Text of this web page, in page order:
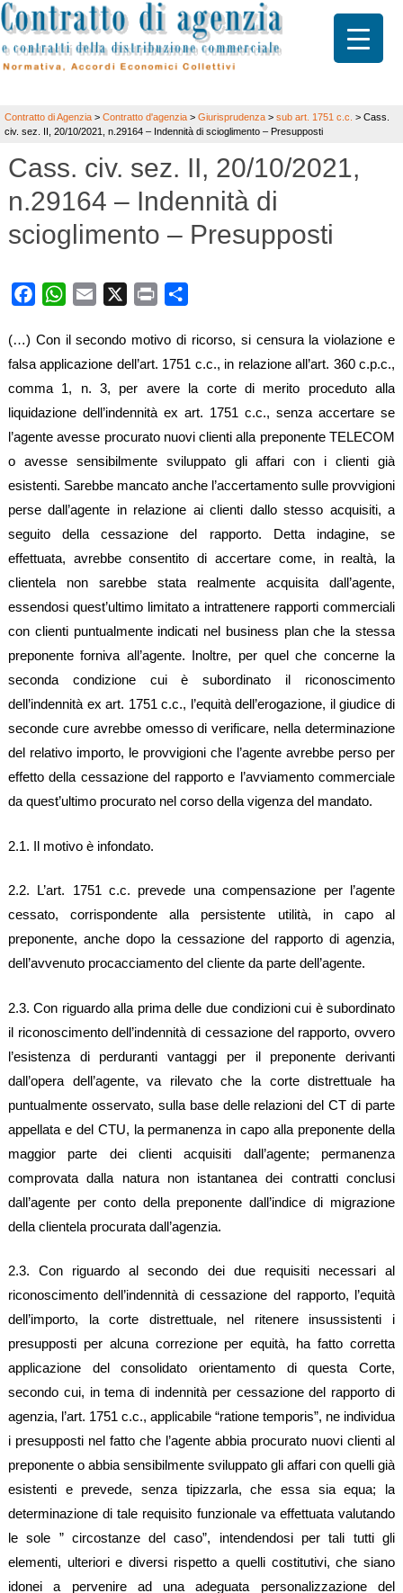
Contratto di Agenzia > Contratto d'agenzia > Giurisprudenza > sub art. 1751 c.c. > Cass.
civ. sez. II, 20/10/2021, n.29164 – Indennità di scioglimento – Presupposti
Cass. civ. sez. II, 20/10/2021,
n.29164 – Indennità di
scioglimento – Presupposti
FacebookWhatsApp
Email Print
(…) Con il secondo motivo di ricorso, si censura la violazione e
falsa applicazione dell’art. 1751 c.c., in relazione all’art. 360 c.p.c.,
comma 1, n. 3, per avere la corte di merito proceduto alla
liquidazione dell’indennità ex art. 1751 c.c., senza accertare se
l’agente avesse procurato nuovi clienti alla preponente TELECOM
o avesse sensibilmente sviluppato gli affari con i clienti già
esistenti. Sarebbe mancato anche l’accertamento sulle provvigioni
perse dall’agente in relazione ai clienti dallo stesso acquisiti, a
seguito della cessazione del rapporto. Detta indagine, se
effettuata, avrebbe consentito di accertare come, in realtà, la
clientela non sarebbe stata realmente acquisita dall’agente,
essendosi quest’ultimo limitato a intrattenere rapporti commerciali
con clienti puntualmente indicati nel business plan che la stessa
preponente forniva all’agente. Inoltre, per quel che concerne la
seconda condizione cui è subordinato il riconoscimento
dell’indennità ex art. 1751 c.c., l’equità dell’erogazione, il giudice di
seconde cure avrebbe omesso di verificare, nella determinazione
del relativo importo, le provvigioni che l’agente avrebbe perso per
effetto della cessazione del rapporto e l’avviamento commerciale
da quest’ultimo procurato nel corso della vigenza del mandato.
2.1. Il motivo è infondato.
2.2. L’art. 1751 c.c. prevede una compensazione per l’agente
cessato, corrispondente alla persistente utilità, in capo al
preponente, anche dopo la cessazione del rapporto di agenzia,
dell’avvenuto procacciamento del cliente da parte dell’agente.
2.3. Con riguardo alla prima delle due condizioni cui è subordinato
il riconoscimento dell’indennità di cessazione del rapporto, ovvero
l’esistenza di perduranti vantaggi per il preponente derivanti
dall’opera dell’agente, va rilevato che la corte distrettuale ha
puntualmente osservato, sulla base delle relazioni del CT di parte
appellata e del CTU, la permanenza in capo alla preponente della
maggior parte dei clienti acquisiti dall’agente; permanenza
comprovata dalla natura non istantanea dei contratti conclusi
dall’agente per conto della preponente dall’indice di migrazione
della clientela procurata dall’agenzia.
2.3. Con riguardo al secondo dei due requisiti necessari al
riconoscimento dell’indennità di cessazione del rapporto, l’equità
dell’importo, la corte distrettuale, nel ritenere insussistenti i
presupposti per alcuna correzione per equità, ha fatto corretta
applicazione del consolidato orientamento di questa Corte,
secondo cui, in tema di indennità per cessazione del rapporto di
agenzia, l’art. 1751 c.c., applicabile “ratione temporis”, ne individua
i presupposti nel fatto che l’agente abbia procurato nuovi clienti al
preponente o abbia sensibilmente sviluppato gli affari con quelli già
esistenti e prevede, senza tipizzarla, che essa sia equa; la
determinazione di tale requisito funzionale va effettuata valutando
le sole ” circostanze del caso”, intendendosi per tali tutti gli
elementi, ulteriori e diversi rispetto a quelli costitutivi, che siano
idonei a pervenire ad una adeguata personalizzazione del